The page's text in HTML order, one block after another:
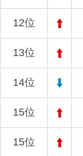
12位
13位
14位
15位
15位